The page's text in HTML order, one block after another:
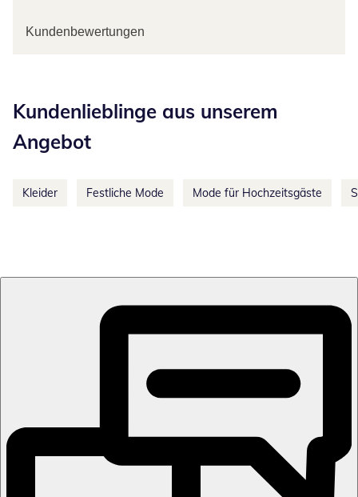
Kundenbewertungen
Kundenlieblinge aus unserem
Angebot
Kleider Festliche Mode Mode für Hochzeitsgäste